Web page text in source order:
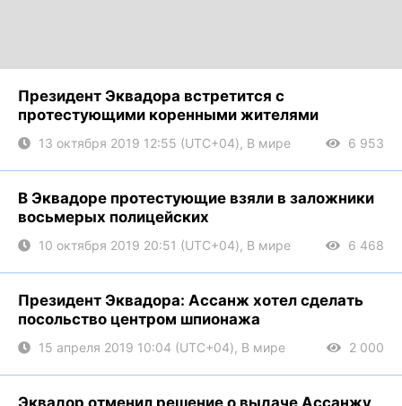
Президент Эквадора встретится с
протестующими коренными жителями
13 октября 2019 12:55 (UTC+04), В мире 6 953
В Эквадоре протестующие взяли в заложники
восьмерых полицейских
10 октября 2019 20:51 (UTC+04), В мире 6 468
Президент Эквадора: Ассанж хотел сделать
посольство центром шпионажа
15 апреля 2019 10:04 (UTC+04), В мире 2 000
Эквадор отменил решение о выдаче Ассанжу